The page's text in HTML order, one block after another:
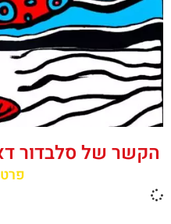
הקשר של סלבדור